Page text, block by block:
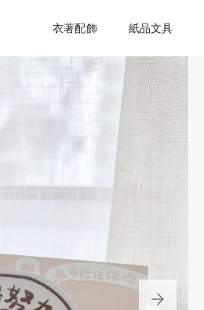
衣著配飾 紙品文具